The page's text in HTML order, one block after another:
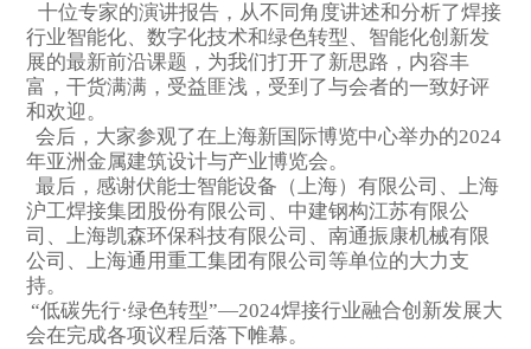
十位专家的演讲报告，从不同角度讲述和分析了焊接
行业智能化、数字化技术和绿色转型、智能化创新发
展的最新前沿课题，为我们打开了新思路，内容丰
富，干货满满，受益匪浅，受到了与会者的一致好评
和欢迎。
会后，大家参观了在上海新国际博览中心举办的2024
年亚洲金属建筑设计与产业博览会。
最后，感谢伏能士智能设备（上海）有限公司、上海
沪工焊接集团股份有限公司、中建钢构江苏有限公
司、上海凯森环保科技有限公司、南通振康机械有限
公司、上海通用重工集团有限公司等单位的大力支
持。
“低碳先行·绿色转型”—2024焊接行业融合创新发展大
会在完成各项议程后落下帷幕。